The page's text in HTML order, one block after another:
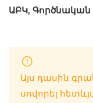
ԱԲԿ, Գործնական
Այս դասին
սովորել